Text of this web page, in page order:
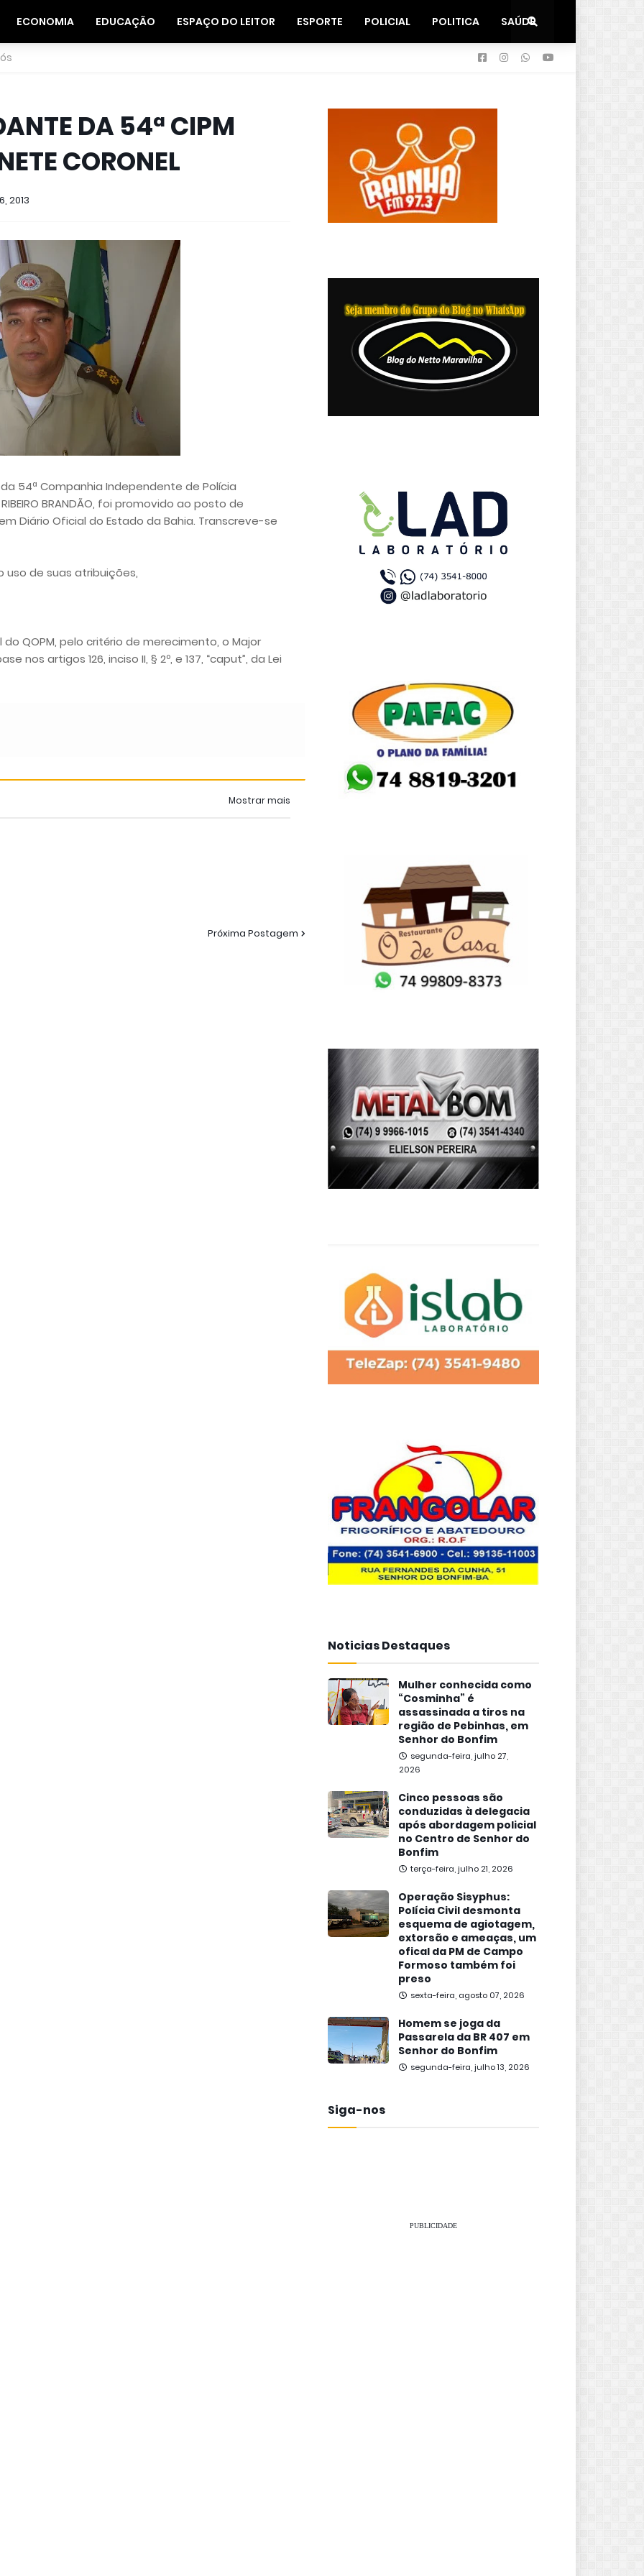
ECONOMIA EDUCAÇÃO ESPAÇO DO LEITOR ESPORTE POLICIAL POLITICA SAÚDE
DA 54ª CIPM
CORONEL
2013
54ª Companhia Independente de Polícia
BRANDÃO, foi promovido ao posto de
Diário Oficial do Estado da Bahia. Transcreve-se
uso de suas atribuições,
QOPM, pelo critério de merecimento, o Major
nos artigos 126, inciso II, § 2º, e 137, “caput”, da Lei
Mostrar mais
Próxima Postagem
Noticias Destaques
Mulher conhecida como
“Cosminha” é
assassinada a tiros na
região de Pebinhas, em
Senhor do Bonfim
segunda-feira, julho 27,
2026
Cinco pessoas são
conduzidas à delegacia
após abordagem policial
no Centro de Senhor do
Bonfim
terça-feira, julho 21, 2026
Operação Sisyphus:
Polícia Civil desmonta
esquema de agiotagem,
extorsão e ameaças, um
ofical da PM de Campo
Formoso também foi
preso
sexta-feira, agosto 07, 2026
Homem se joga da
Passarela da BR 407 em
Senhor do Bonfim
segunda-feira, julho 13, 2026
Siga-nos
PUBLICIDADE